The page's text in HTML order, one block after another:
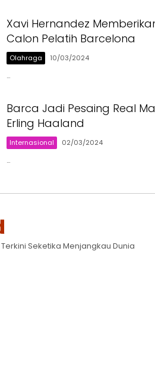
Xavi Hernandez
Calon Pelatih Barcelona
Olahraga 10/03/2024
…
Barca Jadi Pesaing Real
Erling Haaland
Internasional 02/03/2024
…
Seketika Menjangkau Dunia